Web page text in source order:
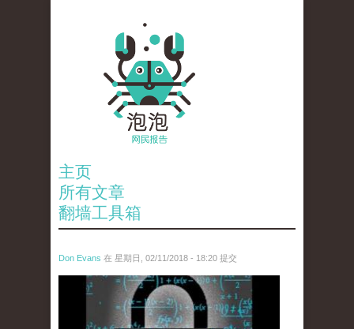
主页
所有文章
翻墙工具箱
Don Evans 在 星期日, 02/11/2018 - 18:20 提交
wechatimg1424.jpeg